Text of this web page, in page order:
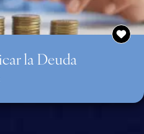
la Deuda